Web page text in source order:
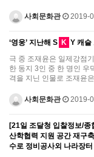
사회문화관 2019-
‘영웅’ 지난해 S K Y 캐슬
극 중 조재윤은 일제강점
한 동지 3인 중 한 명인 우
격을 지닌 인물로 조재윤
사회문화관 2019-
[21일 조달청 입찰정보/종
산학협력 지원 공간 재구
수로 정비공사외 나라장